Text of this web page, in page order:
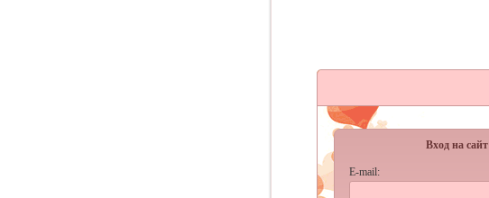
Вход на сайт
E-mail: